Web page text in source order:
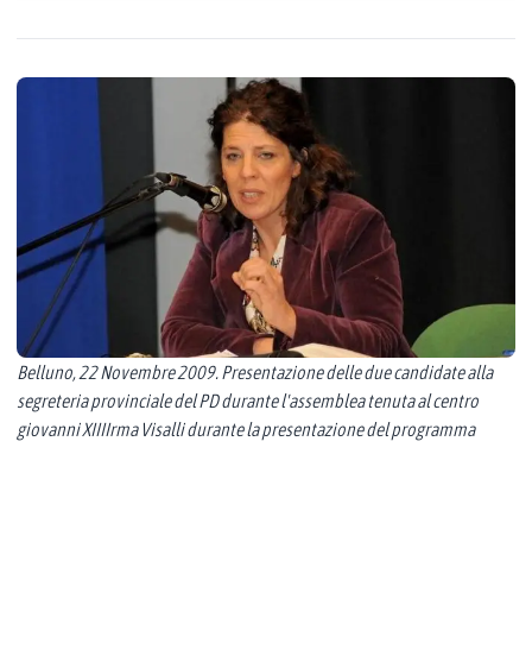
Belluno, 22 Novembre 2009. Presentazione delle due candidate alla
segreteria provinciale del PD durante l'assemblea tenuta al centro
giovanni XIIIIrma Visalli durante la presentazione del programma